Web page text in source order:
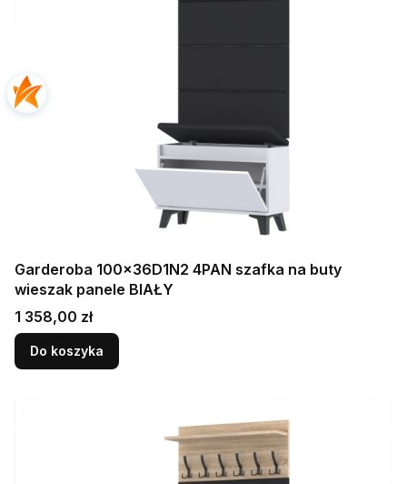
Garderoba 100x36D1N2 4PAN szafka na buty
wieszak panele BIAŁY
Cena
1 358,00 zł
Do koszyka